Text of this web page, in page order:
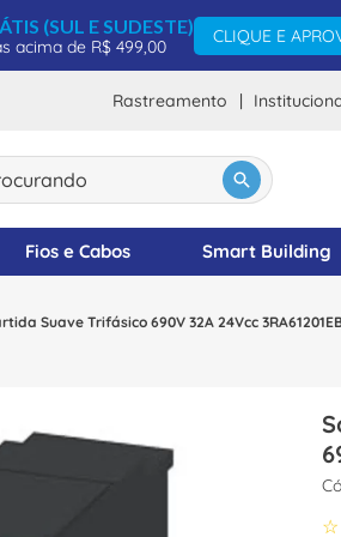
(SUL E SUDESTE)
acima de R$ 499,00
CLIQUE E
Rastreamento
Fios e Cabos Smart Building
Suave Trifásico 690V 32A 24Vcc
☆